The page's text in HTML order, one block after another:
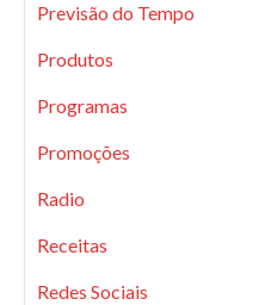
Previsão do Tempo
Produtos
Programas
Promoções
Radio
Receitas
Redes Sociais